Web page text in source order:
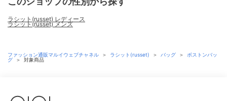
ラシット(russet) レディース
ラシット(russet) メンズ
ファッション通販マルイウェブチャネル ＞ ラシット(russet) ＞ バッグ ＞
ボストンバッ
グ
＞ 対象商品